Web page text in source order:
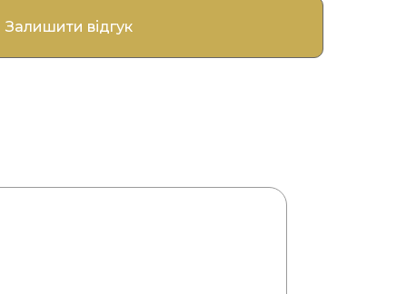
Залишити відгук